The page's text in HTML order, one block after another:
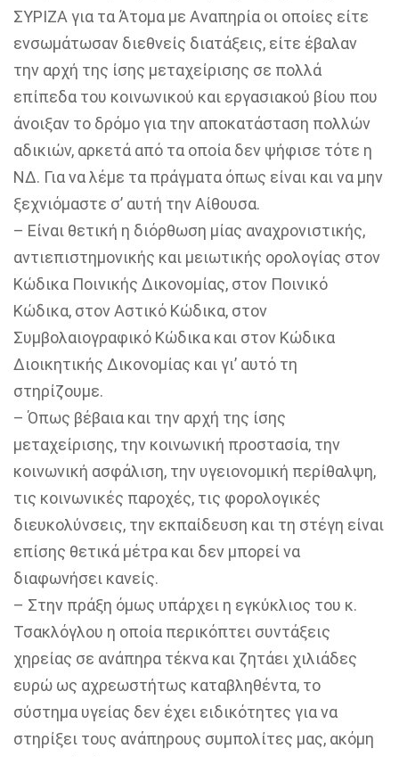
ΣΥΡΙΖΑ για τα Άτομα με Αναπηρία οι οποίες είτε
ενσωμάτωσαν διεθνείς διατάξεις, είτε έβαλαν
την αρχή της ίσης μεταχείρισης σε πολλά
επίπεδα του κοινωνικού και εργασιακού βίου που
άνοιξαν το δρόμο για την αποκατάσταση πολλών
αδικιών, αρκετά από τα οποία δεν ψήφισε τότε η
ΝΔ. Για να λέμε τα πράγματα όπως είναι και να μην
ξεχνιόμαστε σ’ αυτή την Αίθουσα.
– Είναι θετική η διόρθωση μίας αναχρονιστικής,
αντιεπιστημονικής και μειωτικής ορολογίας στον
Κώδικα Ποινικής Δικονομίας, στον Ποινικό
Κώδικα, στον Αστικό Κώδικα, στον
Συμβολαιογραφικό Κώδικα και στον Κώδικα
Διοικητικής Δικονομίας και γι’ αυτό τη
στηρίζουμε.
–Όπως βέβαια και την αρχή της ίσης
μεταχείρισης, την κοινωνική προστασία, την
κοινωνική ασφάλιση, την υγειονομική περίθαλψη,
τις κοινωνικές παροχές, τις φορολογικές
διευκολύνσεις, την εκπαίδευση και τη στέγη είναι
επίσης θετικά μέτρα και δεν μπορεί να
διαφωνήσει κανείς.
– Στην πράξη όμως υπάρχει η εγκύκλιος του κ.
Τσακλόγλου η οποία περικόπτει συντάξεις
χηρείας σε ανάπηρα τέκνα και ζητάει χιλιάδες
ευρώ ως αχρεωστήτως καταβληθέντα, το
σύστημα υγείας δεν έχει ειδικότητες για να
στηρίξει τους ανάπηρους συμπολίτες μας, ακόμη